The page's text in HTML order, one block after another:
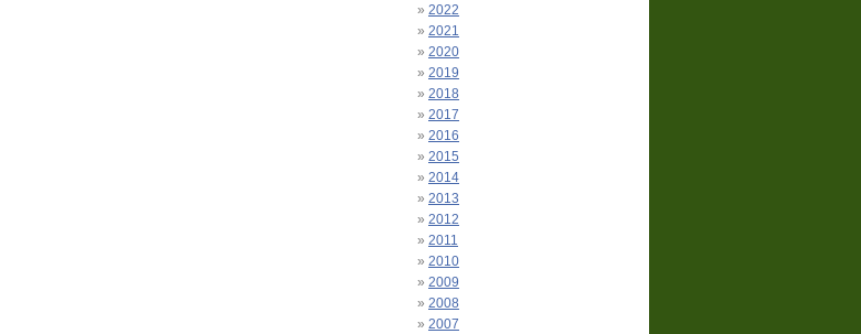
2022
2021
2020
2019
2018
2017
2016
2015
2014
2013
2012
2011
2010
2009
2008
2007